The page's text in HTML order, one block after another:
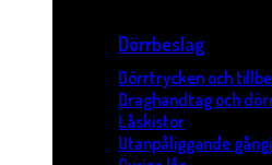
Dörrbeslag
Dörrtrycken och
Draghandtag och
Låskistor
Utanpåliggande